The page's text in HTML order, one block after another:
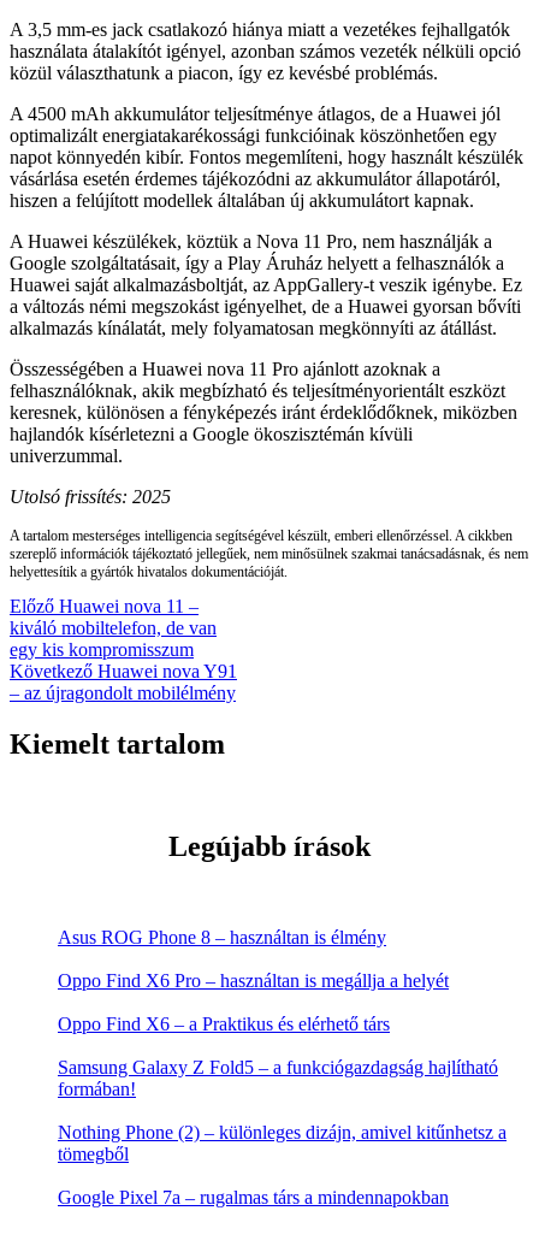
A 3,5 mm-es jack csatlakozó hiánya miatt a vezetékes fejhallgatók
használata átalakítót igényel, azonban számos vezeték nélküli opció
közül választhatunk a piacon, így ez kevésbé problémás.
A 4500 mAh akkumulátor teljesítménye átlagos, de a Huawei jól
optimalizált energiatakarékossági funkcióinak köszönhetően egy
napot könnyedén kibír. Fontos megemlíteni, hogy használt készülék
vásárlása esetén érdemes tájékozódni az akkumulátor állapotáról,
hiszen a felújított modellek általában új akkumulátort kapnak.
A Huawei készülékek, köztük a Nova 11 Pro, nem használják a
Google szolgáltatásait, így a Play Áruház helyett a felhasználók a
Huawei saját alkalmazásboltját, az AppGallery-t veszik igénybe. Ez
a változás némi megszokást igényelhet, de a Huawei gyorsan bővíti
alkalmazás kínálatát, mely folyamatosan megkönnyíti az átállást.
Összességében a Huawei nova 11 Pro ajánlott azoknak a
felhasználóknak, akik megbízható és teljesítményorientált eszközt
keresnek, különösen a fényképezés iránt érdeklődőknek, miközben
hajlandók kísérletezni a Google ökoszisztémán kívüli
univerzummal.
Utolsó frissítés: 2025
A tartalom mesterséges intelligencia segítségével készült, emberi ellenőrzéssel. A cikkben
szereplő információk tájékoztató jellegűek, nem minősülnek szakmai tanácsadásnak, és nem
helyettesítik a gyártók hivatalos dokumentációját.
Bejegyzés
navigáció
Előző E
l
ő
z
ő
s
Huawei nova 11 –
kiváló mobiltelefon, de van
egy kis kompromisszum
Következő K
ö
e
t
:
Huawei nova Y91
– az újragondolt mobilélmény
Kiemelt tartalom
Legújabb írások
Asus ROG Phone 8 – használtan is élmény
Oppo Find X6 Pro – használtan is megállja a helyét
Oppo Find X6 – a Praktikus és elérhető társ
Samsung Galaxy Z Fold5 – a funkciógazdagság hajlítható
formában!
Nothing Phone (2) – különleges dizájn, amivel kitűnhetsz a
tömegből
Google Pixel 7a – rugalmas társ a mindennapokban